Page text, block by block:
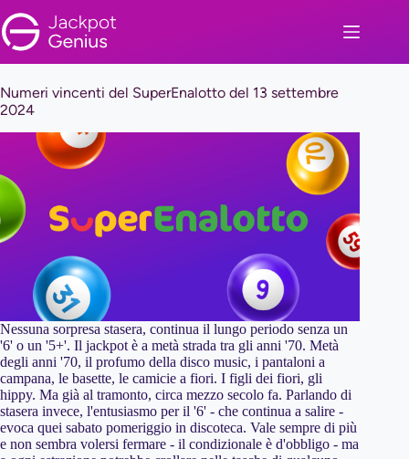
al
contenuto
Numeri vincenti del SuperEnalotto del 13 settembre
2024
Nessuna sorpresa stasera, continua il lungo periodo senza un
'6' o un '5+'. Il jackpot è a metà strada tra gli anni '70. Metà
degli anni '70, il profumo della disco music, i pantaloni a
campana, le basette, le camicie a fiori. I figli dei fiori, gli
hippy. Ma già al tramonto, circa mezzo secolo fa. Parlando di
stasera invece, l'entusiasmo per il '6' - che continua a salire -
evoca quei sabato pomeriggio in discoteca. Vale sempre di più
e non sembra volersi fermare - il condizionale è d'obbligo - ma